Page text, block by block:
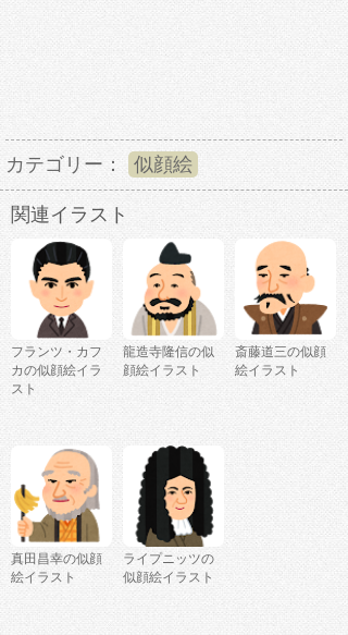
カテゴリー： 似顔絵
関連イラスト
フランツ・カフ
カの似顔絵イラ
スト
龍造寺隆信の似
顔絵イラスト
斎藤道三の似顔
絵イラスト
真田昌幸の似顔
絵イラスト
ライプニッツの
似顔絵イラスト